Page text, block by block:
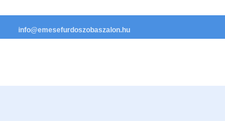
info@emesefurdoszobaszalon.hu